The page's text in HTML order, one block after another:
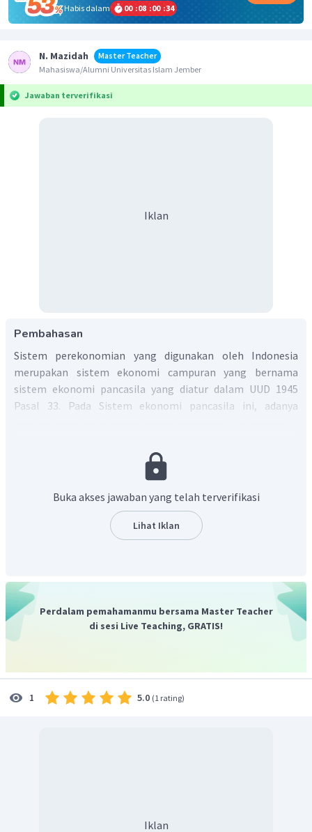
Habis dalam
00 :08 :00 :34
N. Mazidah
Master Teacher
Mahasiswa/Alumni Universitas Islam Jember
Jawaban terverifikasi
Iklan
Pembahasan
Sistem perekonomian yang digunakan oleh Indonesia
merupakan sistem ekonomi campuran yang bernama
sistem ekonomi pancasila yang diatur dalam UUD 1945
Pasal 33. Pada Sistem ekonomi pancasila ini, adanya
sebagai regulator perekonomian, ia juga sebagai pelaku
ekonomi untuk menjalankan kegiatan usaha di sektor vital,
selain sektor vital. Kontrol pemerintah dalam
ekonomi Indonesia seperti mengadakan operasi pasar saat
Buka akses jawaban yang telah terverifikasi
Lihat Iklan
Perdalam pemahamanmu bersama Master Teacher
di sesi Live Teaching, GRATIS!
1 5.0 (1 rating)
Iklan